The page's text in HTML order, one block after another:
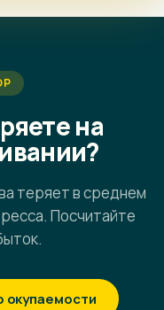
за секунду.
на
теряет в среднем
Посчитайте
окупаемости